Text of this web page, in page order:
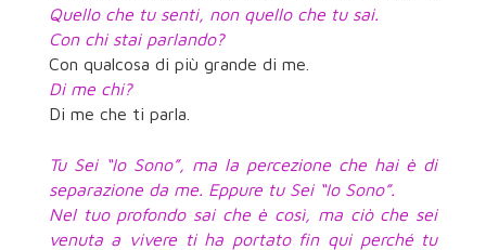
Quello che tu senti, non quello che tu sai.
Con chi stai parlando?
Con qualcosa di più grande di me.
Di me chi?
Di me che ti parla.
Tu Sei “Io Sono”, ma la percezione che hai è di
separazione da me. Eppure tu Sei “Io Sono”.
Nel tuo profondo sai che è così, ma ciò che sei
venuta a vivere ti ha portato fin qui perché tu